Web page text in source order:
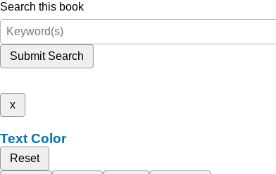
Search this book
Submit Search
x
Text Color
Reset